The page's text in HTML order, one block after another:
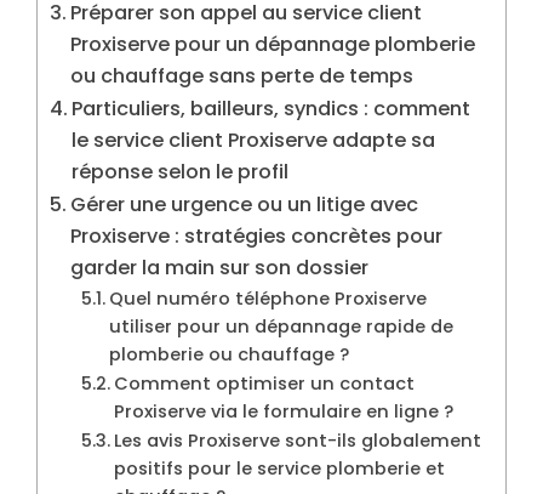
Préparer son appel au service client
Proxiserve pour un dépannage plomberie
ou chauffage sans perte de temps
Particuliers, bailleurs, syndics : comment
le service client Proxiserve adapte sa
réponse selon le profil
Gérer une urgence ou un litige avec
Proxiserve : stratégies concrètes pour
garder la main sur son dossier
Quel numéro téléphone Proxiserve
utiliser pour un dépannage rapide de
plomberie ou chauffage ?
Comment optimiser un contact
Proxiserve via le formulaire en ligne ?
Les avis Proxiserve sont-ils globalement
positifs pour le service plomberie et